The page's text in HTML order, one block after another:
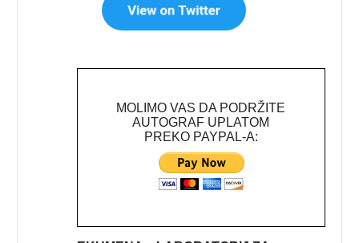
MOLIMO VAS DA PODRŽITE
AUTOGRAF UPLATOM
PREKO PAYPAL-A: